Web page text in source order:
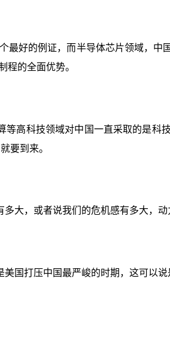
最好的例证，而半导体芯片领域，
程的全面优势。
等高科技领域对中国一直采取的是
要到来。
大，或者说我们的危机感有多大，
国打压中国最严峻的时期，这可以说